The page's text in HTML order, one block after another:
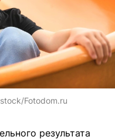
Fotodom.ru
результата